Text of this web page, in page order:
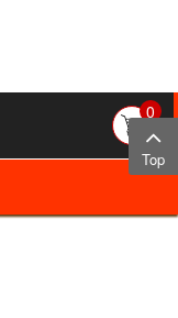
0
Top